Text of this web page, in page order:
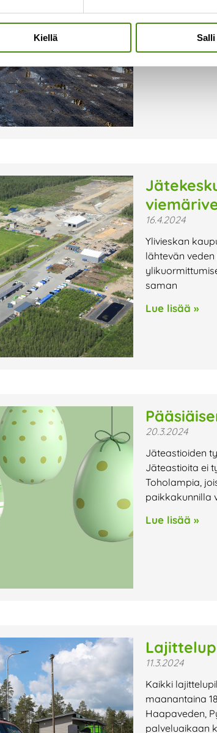
Kiellä
niin
Lue lisää »
16.4.2024
Ylivieskan
lähtevän
saman
Lue lisää »
20.3.2024
Jäteastioiden
Jäteastioita ei
Toholampia,
paikkakunnilla
Lue lisää »
11.3.2024
Kaikki
maanantaina
Haapaveden,
palveluaikaan